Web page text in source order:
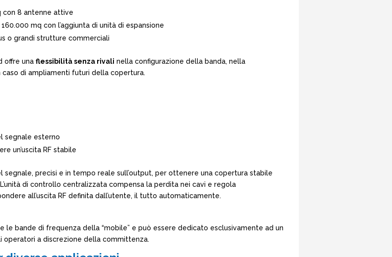
con 8 antenne attive
mq con l’aggiunta di unità di espansione
o grandi strutture commerciali
offre una flessibilità senza rivali nella configurazione della banda, nella
caso di ampliamenti futuri della copertura.
segnale esterno
un’uscita RF stabile
precisi e in tempo reale sull’output, per ottenere una copertura stabile
di controllo centralizzata compensa la perdita nei cavi e regola
all’uscita RF definita dall’utente, il tutto automaticamente.
bande di frequenza della “mobile” e può essere dedicato esclusivamente ad un
a discrezione della committenza.